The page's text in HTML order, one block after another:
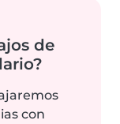
de
con